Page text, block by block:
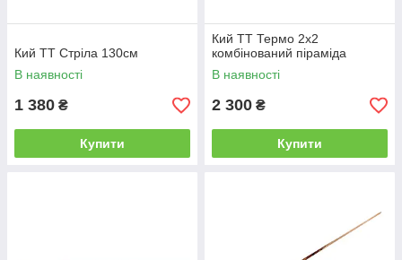
Кий ТТ Стріла 130см
В наявності
1 380 ₴
Купити
Кий ТТ Термо 2х2
комбінований піраміда
В наявності
2 300 ₴
Купити